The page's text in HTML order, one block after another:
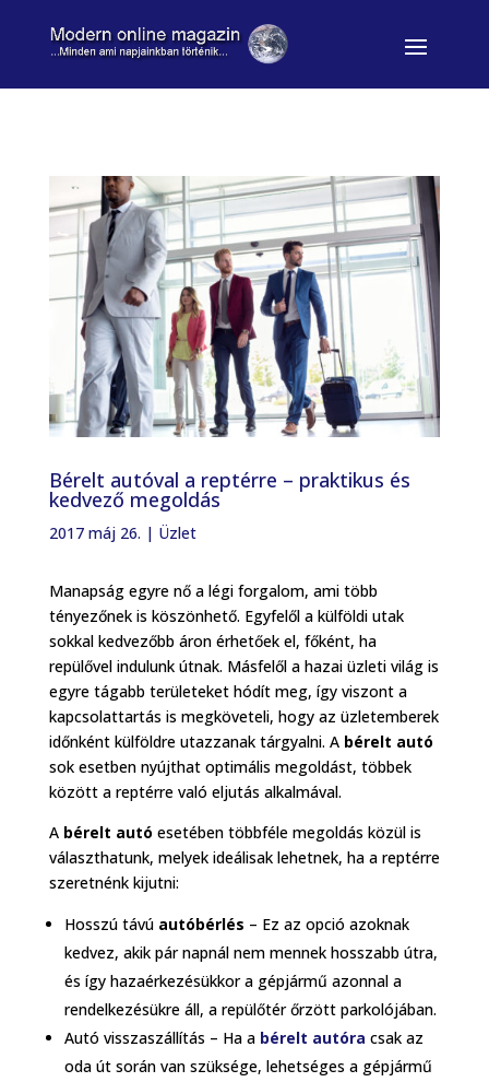
Bérelt autóval a reptérre – praktikus és
kedvező megoldás
2017 máj 26. | Üzlet
Manapság egyre nő a légi forgalom, ami több
tényezőnek is köszönhető. Egyfelől a külföldi utak
sokkal kedvezőbb áron érhetőek el, főként, ha
repülővel indulunk útnak. Másfelől a hazai üzleti világ is
egyre tágabb területeket hódít meg, így viszont a
kapcsolattartás is megköveteli, hogy az üzletemberek
időnként külföldre utazzanak tárgyalni. A bérelt autó
sok esetben nyújthat optimális megoldást, többek
között a reptérre való eljutás alkalmával.
A bérelt autó esetében többféle megoldás közül is
választhatunk, melyek ideálisak lehetnek, ha a reptérre
szeretnénk kijutni:
Hosszú távú autóbérlés – Ez az opció azoknak
kedvez, akik pár napnál nem mennek hosszabb útra,
és így hazaérkezésükkor a gépjármű azonnal a
rendelkezésükre áll, a repülőtér őrzött parkolójában.
Autó visszaszállítás – Ha a bérelt autóra csak az
oda út során van szüksége, lehetséges a gépjármű